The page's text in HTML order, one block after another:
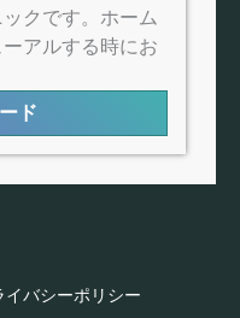
クです。ホーム
アルする時にお
ド
イバシーポリシー